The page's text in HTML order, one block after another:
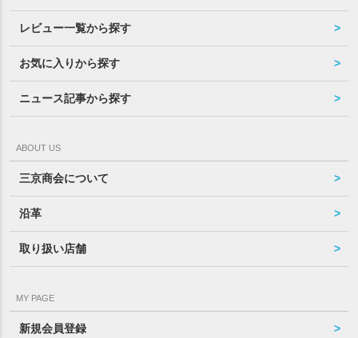
レビュー一覧から探す
お気に入りから探す
ニュース記事から探す
ABOUT US
三京商会について
沿革
取り扱い店舗
MY PAGE
新規会員登録